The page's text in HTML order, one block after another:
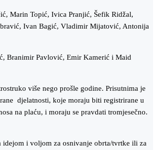
Marin Topić, Ivica Pranjić, Šefik Ridžal,
Ivan Bagić, Vladimir Mijatović, Antonija
Branimir Pavlović, Emir Kamerić i Maid
više nego prošle godine. Prisutnima je
djelatnosti, koje moraju biti registrirane u
na plaću, i moraju se pravdati tromjesečno.
i voljom za osnivanje obrta/tvrtke ili za